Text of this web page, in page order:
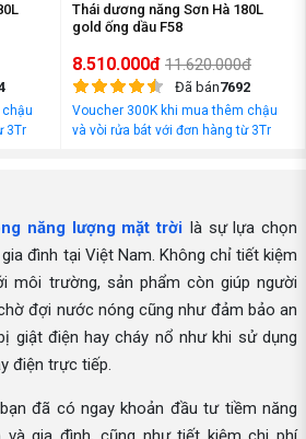
3Tr
Thái dương năng Sơn Hà 180L
gold ống dầu F58
8.510.000đ 11.620.000đ
Đã bán7692
Voucher 300K khi mua thêm chậu
và vòi rửa bát với đơn hàng từ 3Tr
năng lượng mặt trời là sự lựa chọn
đình tại Việt Nam. Không chỉ tiết kiệm
môi trường, sản phẩm còn giúp người
đợi nước nóng cũng như đảm bảo an
giật điện hay cháy nổ như khi sử dụng
điện trực tiếp.
đã có ngay khoản đầu tư tiềm năng